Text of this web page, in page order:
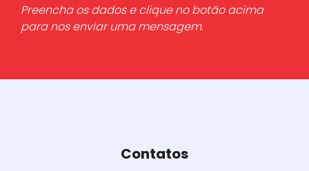
Preencha os dados e clique no botão acima
para nos enviar uma mensagem.
Contatos